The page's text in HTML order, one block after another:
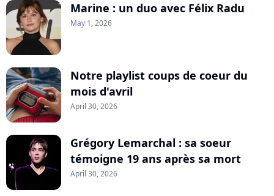
Marine : un duo avec Félix Radu
May 1, 2026
Notre playlist coups de coeur du
mois d'avril
April 30, 2026
Grégory Lemarchal : sa soeur
témoigne 19 ans après sa mort
April 30, 2026